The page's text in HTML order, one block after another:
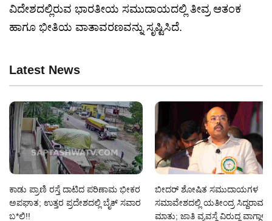
ವಿದೇಶದಲ್ಲಿರುವ ಭಾರತೀಯ ಸಮುದಾಯದಲ್ಲಿ ತೀವ್ರ ಆತಂಕ
ಹಾಗೂ ಭೀತಿಯ ವಾತಾವರಣವನ್ನು ಸೃಷ್ಟಿಸಿದೆ.
Latest News
ಕಾಡು ಪ್ರಾಣಿ ರಸ್ತೆ ದಾಟಿದ ಪರಿಣಾಮ ಭೀಕರ
ಅಪಘಾತ; ಉತ್ತರ ಪ್ರದೇಶದಲ್ಲಿ ಬೈಕ್ ಸವಾರ
ಬ*ಲಿ!!
ಬೀದರ್ ಶೋಷಿತ ಸಮುದಾಯಗಳ
ಸಮಾವೇಶದಲ್ಲಿ ಯತೀಂದ್ರ
ಮಾತು; ಜಾತಿ ವ್ಯವಸ್ಥೆ ವಿರುದ್ಧ ವಾಗ್ದಾಳಿ!!